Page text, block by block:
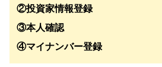
②投資家情報登録
③本人確認
④マイナンバー登録